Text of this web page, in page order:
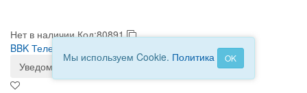
Нет в наличии Код:80891
BBK Телевизор 24LEX-7289/TS2C
Уведомить
Мы используем Cookie. Политика OK